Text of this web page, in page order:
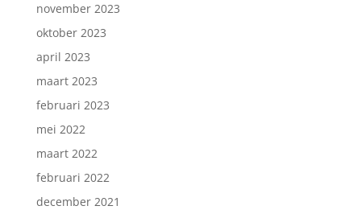
november 2023
oktober 2023
april 2023
maart 2023
februari 2023
mei 2022
maart 2022
februari 2022
december 2021